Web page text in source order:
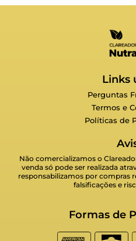
Links
Perguntas
Termos e
Políticas de
Não comercializamos o
venda só pode ser realizada
responsabilizamos por compras
falsificações e
Formas de